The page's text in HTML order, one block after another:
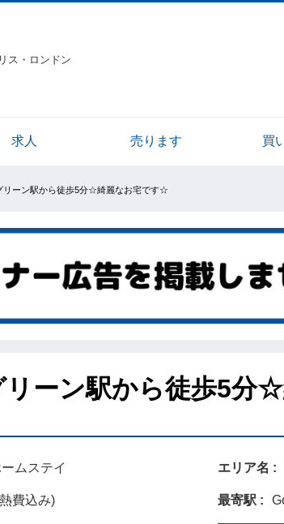
ス・ロンドン
求人 売ります 買
リーン駅から徒歩5分☆綺麗なお宅です☆
リーン駅から徒歩5分
ムステイ
費込み)
エリア名
最寄駅